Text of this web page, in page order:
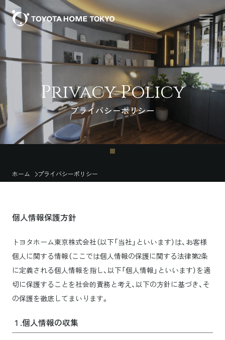
Privacy Policy
プライバシーポリシー
ホーム プライバシーポリシー
個人情報保護方針
トヨタホーム東京株式会社（以下「当社」といいます）は、お客様
個人に関する情報（ここでは個人情報の保護に関する法律第2条
に定義される個人情報を指し、以下「個人情報」といいます）を適
切に保護することを社会的責務と考え、以下の方針に基づき、そ
の保護を徹底してまいります。
１.個人情報の収集